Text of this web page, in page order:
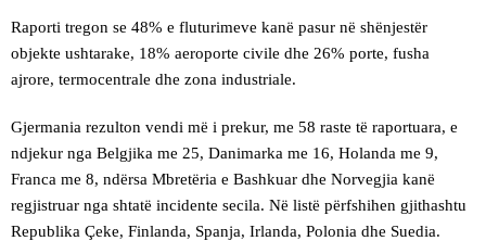
Raporti tregon se 48% e fluturimeve kanë pasur në shënjestër
objekte ushtarake, 18% aeroporte civile dhe 26% porte, fusha
ajrore, termocentrale dhe zona industriale.
Gjermania rezulton vendi më i prekur, me 58 raste të raportuara, e
ndjekur nga Belgjika me 25, Danimarka me 16, Holanda me 9,
Franca me 8, ndërsa Mbretëria e Bashkuar dhe Norvegjia kanë
regjistruar nga shtatë incidente secila. Në listë përfshihen gjithashtu
Republika Çeke, Finlanda, Spanja, Irlanda, Polonia dhe Suedia.